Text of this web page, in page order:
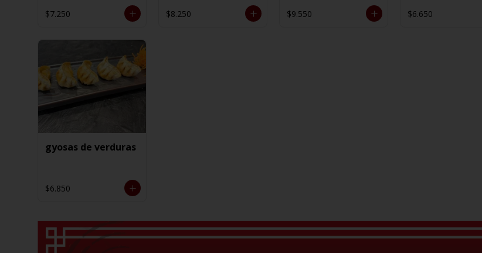
$7.250 $8.250 $9.550 $6.650
gyosas de verduras
$6.850